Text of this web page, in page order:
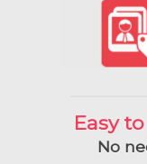
Easy
No